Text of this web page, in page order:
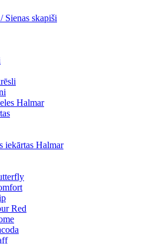
Sienas skapiši
Halmar
iekārtas Halmar
Red